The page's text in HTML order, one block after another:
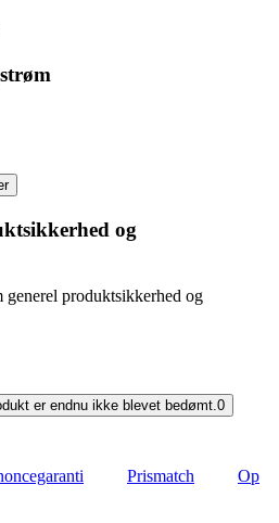
og
produktsikkerhed og
er endnu ikke blevet bedømt. 0
Prismatch
Op